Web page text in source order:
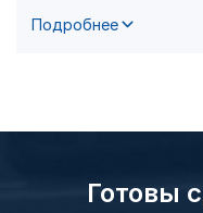
Подробнее
Готовы